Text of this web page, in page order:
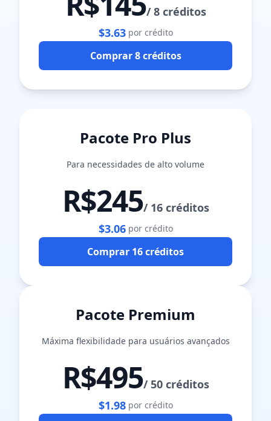
/8 créditos
$3.63 por crédito
Comprar 8 créditos
Pacote Pro Plus
Para necessidades de alto volume
R$245/ 16 créditos
$3.06 por crédito
Comprar 16 créditos
Pacote Premium
Máxima flexibilidade para usuários avançados
R$495/ 50 créditos
$1.98 por crédito